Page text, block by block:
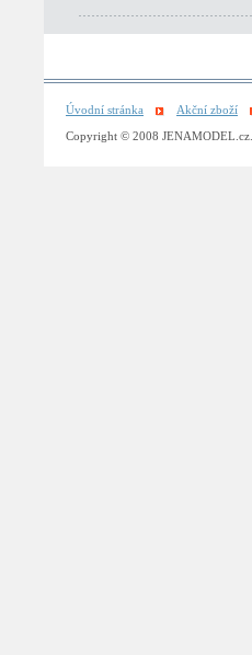
Úvodní stránka Akční zboží
Copyright © 2008